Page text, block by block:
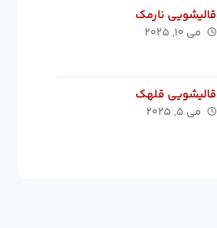
قالیشویی نارمک
می ۱۰, ۲۰۲۵
قالیشویی قلهک
می ۵, ۲۰۲۵